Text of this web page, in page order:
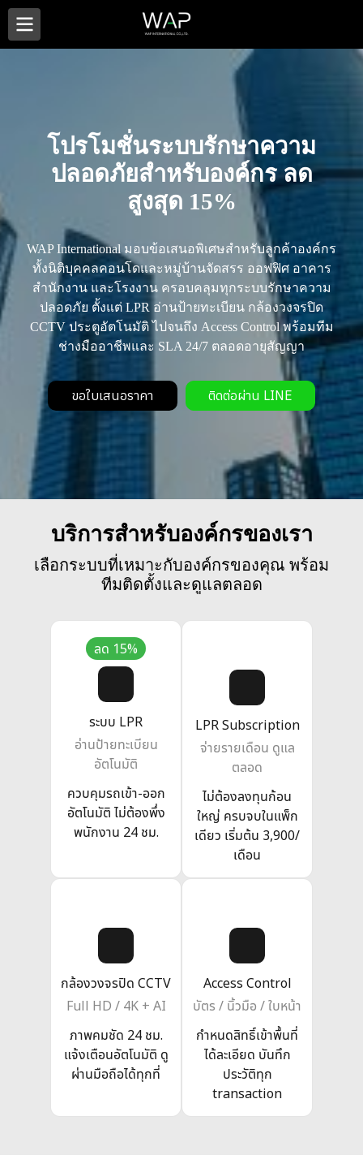
โปรโมชั่นระบบรักษาความ
ปลอดภัยสำหรับองค์กร ลด
สูงสุด 15%
WAP International มอบข้อเสนอพิเศษสำหรับลูกค้าองค์กร
ทั้งนิติบุคคลคอนโดและหมู่บ้านจัดสรร ออฟฟิศ อาคาร
สำนักงาน และโรงงาน ครอบคลุมทุกระบบรักษาความ
ปลอดภัย ตั้งแต่ LPR อ่านป้ายทะเบียน กล้องวงจรปิด
CCTV ประตูอัตโนมัติ ไปจนถึง Access Control พร้อมทีม
ช่างมืออาชีพและ SLA 24/7 ตลอดอายุสัญญา
ขอใบเสนอราคา ติดต่อผ่าน LINE
บริการสำหรับองค์กรของเรา
เลือกระบบที่เหมาะกับองค์กรของคุณ พร้อม
ทีมติดตั้งและดูแลตลอด
ลด 15%
ระบบ LPR
อ่านป้ายทะเบียน
อัตโนมัติ
ควบคุมรถเข้า-ออก
อัตโนมัติ ไม่ต้องพึ่ง
พนักงาน 24 ชม.
LPR Subscription
จ่ายรายเดือน ดูแล
ตลอด
ไม่ต้องลงทุนก้อน
ใหญ่ ครบจบในแพ็ก
เดียว เริ่มต้น 3,900/
เดือน
กล้องวงจรปิด CCTV
Full HD / 4K + AI
ภาพคมชัด 24 ชม.
แจ้งเตือนอัตโนมัติ ดู
ผ่านมือถือได้ทุกที่
Access Control
บัตร / นิ้วมือ / ใบหน้า
กำหนดสิทธิ์เข้าพื้นที่
ได้ละเอียด บันทึก
ประวัติทุก
transaction